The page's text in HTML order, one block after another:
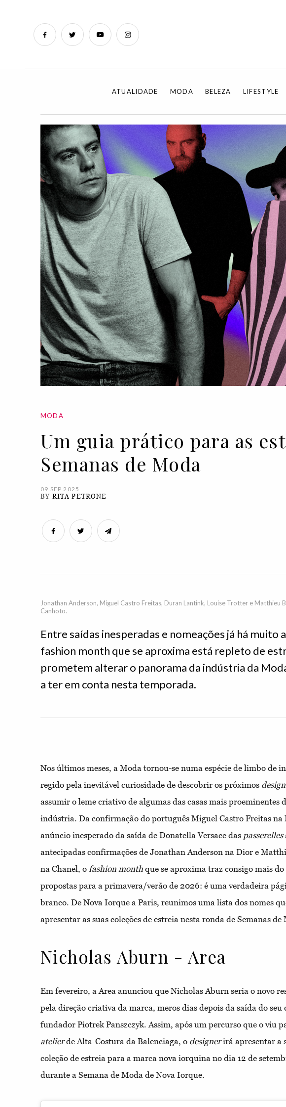
ATUALIDADE MODA BELEZA LIFESTYLE
MODA
Um guia prático para as
Semanas de Moda
09 SEP 2025
BY RITA PETRONE
Jonathan Anderson, Miguel Castro Freitas, Duran Lantink, Louise Trotter e Matthieu
Canhoto.
Entre saídas inesperadas e nomeações já há muito
fashion month que se aproxima está repleto de
prometem alterar o panorama da indústria da
a ter em conta nesta temporada.
Nos últimos meses, a Moda tornou-se numa espécie de limbo de
regido pela inevitável curiosidade de descobrir os próximos
assumir o leme criativo de algumas das casas mais proeminentes
indústria. Da confirmação do português Miguel Castro Freitas na
anúncio inesperado da saída de Donatella Versace das passerelles
antecipadas confirmações de Jonathan Anderson na Dior e
na Chanel, o fashion month que se aproxima traz consigo mais do
propostas para a primavera/verão de 2026: é uma verdadeira
branco. De Nova Iorque a Paris, reunimos uma lista dos nomes
apresentar as suas coleções de estreia nesta ronda de Semanas de
Nicholas Aburn - Area
Em fevereiro, a Area anunciou que Nicholas Aburn seria o novo
pela direção criativa da marca, meros dias depois da saída do seu
fundador Piotrek Panszczyk. Assim, após um percurso que o viu
atelierde Alta-Costura da Balenciaga, o designerirá apresentar a
coleção de estreia para a marca nova iorquina no dia 12 de
durante a Semana de Moda de Nova Iorque.